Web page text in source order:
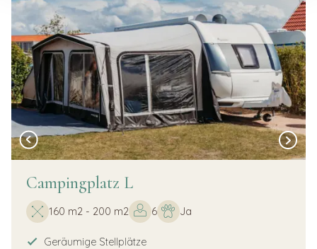
Campingplatz L
160 m2 - 200 m2 6 Ja
Geräumige Stellplätze